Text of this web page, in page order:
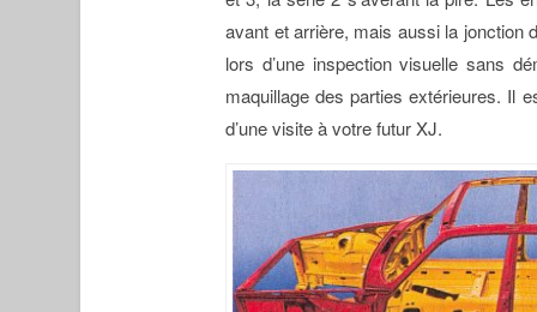
avant et arrière, mais aussi la jonction
lors d’une inspection visuelle sans
maquillage des parties extérieures. Il
d’une visite à votre futur XJ.